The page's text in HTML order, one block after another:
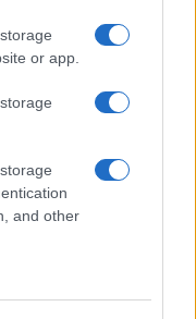
or app.
and other
oltre i criteri dei